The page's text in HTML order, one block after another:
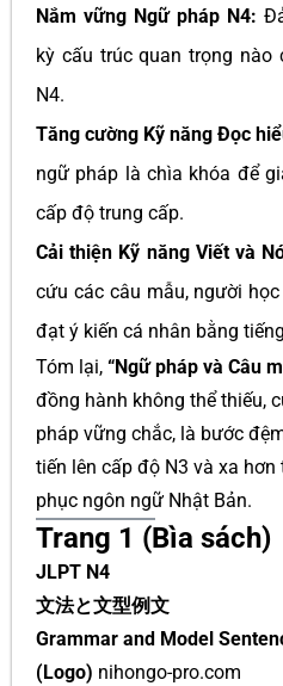
Nắm vững Ngữ pháp N4:
kỳ cấu trúc quan trọng
N4.
Tăng cường Kỹ năng Đọc
ngữ pháp là chìa khóa để
cấp độ trung cấp.
Cải thiện Kỹ năng Viết và
cứu các câu mẫu, người
đạt ý kiến cá nhân bằng
Tóm lại, “Ngữ pháp và Câu
đồng hành không thể thiếu,
pháp vững chắc, là bước
tiến lên cấp độ N3 và xa
phục ngôn ngữ Nhật Bản.
Trang 1 (Bìa sách)
JLPT N4
文法と文型例文
Grammar and Model
(Logo) nihongo-pro.com